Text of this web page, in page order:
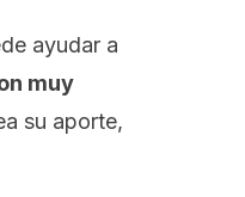
ayudar a
muy
su aporte,